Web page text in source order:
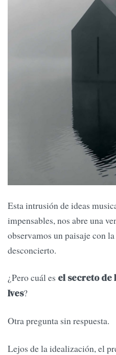
Esta intrusión de ideas
impensables, nos abre una
observamos un paisaje con
desconcierto.
¿Pero cuál es el secreto de
Ives?
Otra pregunta sin respuesta.
Lejos de la idealización, el